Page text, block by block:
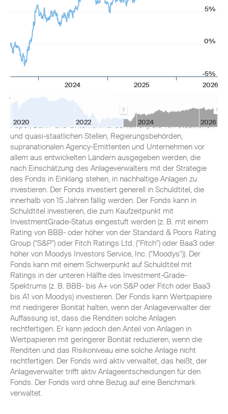
2024 2025 2026
-5%
0%
5%
2020 2022 2024 2026
Anlageziel
Der Fonds investiert in Schuldtitel (wie Anleihen, Commercial
Paper, Bank- und Unternehmensanleihen), die von staatlichen
und quasi-staatlichen Stellen, Regierungsbehörden,
supranationalen Agency-Emittenten und Unternehmen vor
allem aus entwickelten Ländern ausgegeben werden, die
nach Einschätzung des Anlageverwalters mit der Strategie
des Fonds in Einklang stehen, in nachhaltige Anlagen zu
investieren. Der Fonds investiert generell in Schuldtitel, die
innerhalb von 15 Jahren fällig werden. Der Fonds kann in
Schuldtitel investieren, die zum Kaufzeitpunkt mit
InvestmentGrade-Status eingestuft werden (z. B. mit einem
Rating von BBB- oder höher von der Standard & Poors Rating
Group ("S&P") oder Fitch Ratings Ltd. ("Fitch") oder Baa3 oder
höher von Moodys Investors Service, Inc. ("Moodys")). Der
Fonds kann mit einem Schwerpunkt auf Schuldtitel mit
Ratings in der unteren Hälfte des Investment-Grade-
Spektrums (z. B. BBB- bis A+ von S&P oder Fitch oder Baa3
bis A1 von Moodys) investieren. Der Fonds kann Wertpapiere
mit niedrigerer Bonität halten, wenn der Anlageverwalter der
Auffassung ist, dass die Renditen solche Anlagen
rechtfertigen. Er kann jedoch den Anteil von Anlagen in
Wertpapieren mit geringerer Bonität reduzieren, wenn die
Renditen und das Risikoniveau eine solche Anlage nicht
rechtfertigen. Der Fonds wird aktiv verwaltet, das heißt, der
Anlageverwalter trifft aktiv Anlageentscheidungen für den
Fonds. Der Fonds wird ohne Bezug auf eine Benchmark
verwaltet.